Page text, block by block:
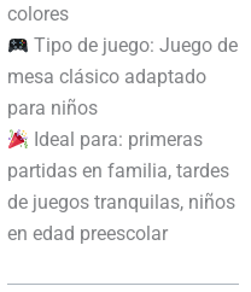
colores
Tipo de juego: Juego de
mesa clásico adaptado
para niños
Ideal para: primeras
partidas en familia, tardes
de juegos tranquilas, niños
en edad preescolar